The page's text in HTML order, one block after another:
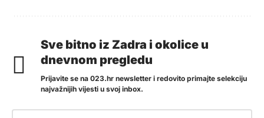
Sve bitno iz Zadra i okolice u
dnevnom pregledu
Prijavite se na 023.hr newsletter i redovito primajte selekciju
najvažnijih vijesti u svoj inbox.